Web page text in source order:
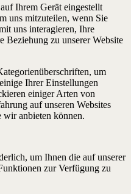
Ihrem Gerät eingestellt
uns mitzuteilen, wenn Sie
uns interagieren, Ihre
Beziehung zu unserer Website
um
Ihrer Einstellungen
einiger Arten von
auf unseren Websites
wir anbieten können.
um Ihnen die auf unserer
zur Verfügung zu